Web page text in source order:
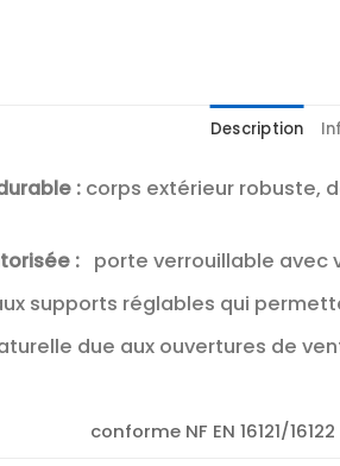
Description
: corps extérieur robuste,
: porte verrouillable avec
supports réglables qui
due aux ouvertures de
conforme NF EN 16121/16122